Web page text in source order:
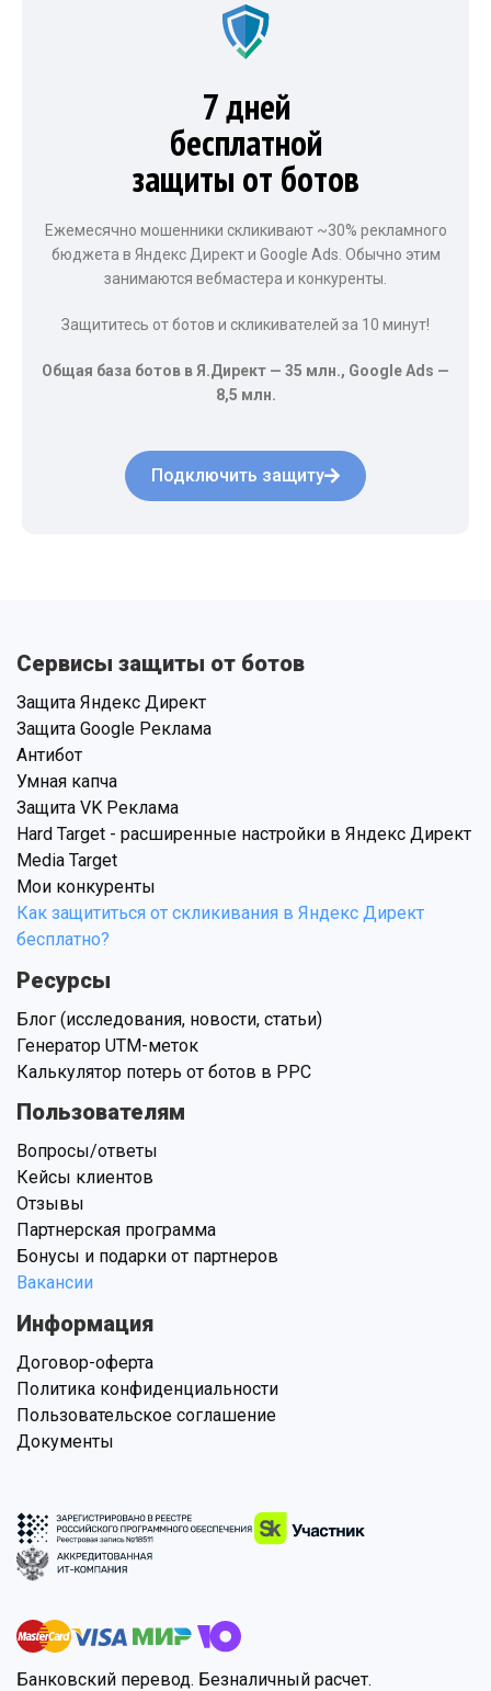
7 дней
бесплатной
защиты от ботов
Ежемесячно мошенники скликивают ~30% рекламного
бюджета в Яндекс Директ и Google Ads. Обычно этим
занимаются вебмастера и конкуренты.
Защититесь от ботов и скликивателей за 10 минут!
Общая база ботов в Я.Директ — 35 млн., Google Ads —
8,5 млн.
Подключить защиту
Сервисы защиты от ботов
Защита Яндекс Директ
Защита Google Реклама
Антибот
Умная капча
Защита VK Реклама
Hard Target - расширенные настройки в Яндекс Директ
Media Target
Мои конкуренты
Как защититься от скликивания в Яндекс Директ
бесплатно?
Ресурсы
Блог (исследования, новости, статьи)
Генератор UTM-меток
Калькулятор потерь от ботов в PPC
Пользователям
Вопросы/ответы
Кейсы клиентов
Отзывы
Партнерская программа
Бонусы и подарки от партнеров
Вакансии
Информация
Договор-оферта
Политика конфиденциальности
Пользовательское соглашение
Документы
Банковский перевод. Безналичный расчет.